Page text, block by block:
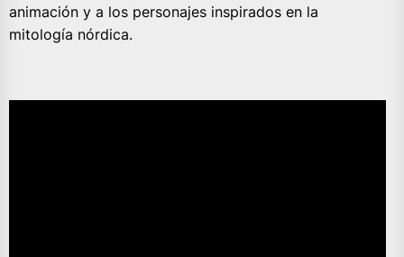
animación y a los personajes inspirados en la
mitología nórdica.